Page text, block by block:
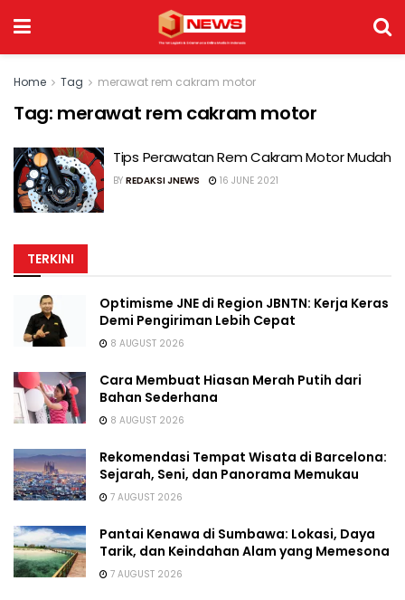
Home Tag merawat rem cakram motor
Tag: merawat rem cakram motor
Tips Perawatan Rem Cakram Motor Mudah
BY REDAKSI JNEWS 16 JUNE 2021
TERKINI
Optimisme JNE di Region JBNTN: Kerja Keras
Demi Pengiriman Lebih Cepat
8 AUGUST 2026
Cara Membuat Hiasan Merah Putih dari
Bahan Sederhana
8 AUGUST 2026
Rekomendasi Tempat Wisata di Barcelona:
Sejarah, Seni, dan Panorama Memukau
7 AUGUST 2026
Pantai Kenawa di Sumbawa: Lokasi, Daya
Tarik, dan Keindahan Alam yang Memesona
7 AUGUST 2026